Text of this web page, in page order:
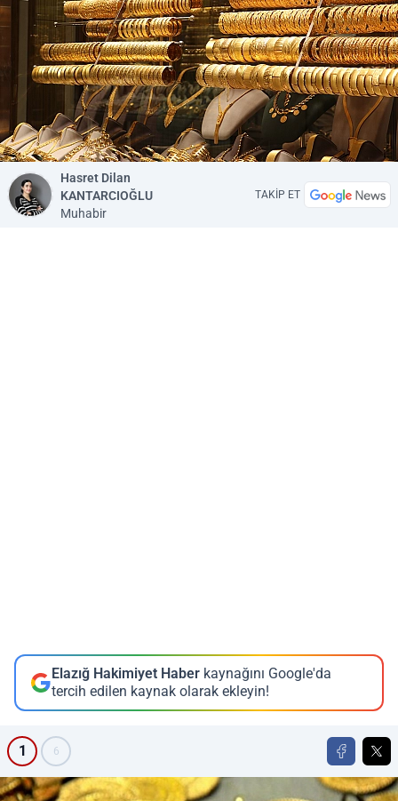
Hasret Dilan
KANTARCIOĞLU
Muhabir
TAKİP ET
Elazığ Hakimiyet Haber kaynağını Google'da
tercih edilen kaynak olarak ekleyin!
1 6